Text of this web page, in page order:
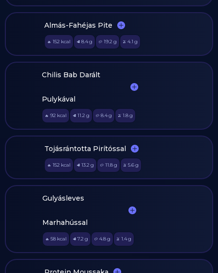
Almás-Fahéjas Pite
🔥 152 kcal 🥩 8.4g 🥔 19.2 g 🫒 4.1 g
Chilis Bab Darált
Pulykával
🔥 92 kcal 🥩 11.2 g 🥔 8.4g 🫒 1.8g
Tojásrántotta Pirítóssal
🔥 152 kcal 🥩 13.2 g 🥔 11.8g 🫒 5.6g
Gulyásleves
Marhahússal
🔥 58 kcal 🥩 7.2 g 🥔 4.8g 🫒 1.4g